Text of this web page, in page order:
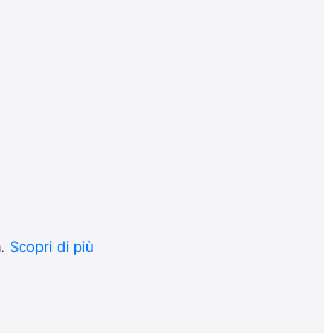
Scopri di più